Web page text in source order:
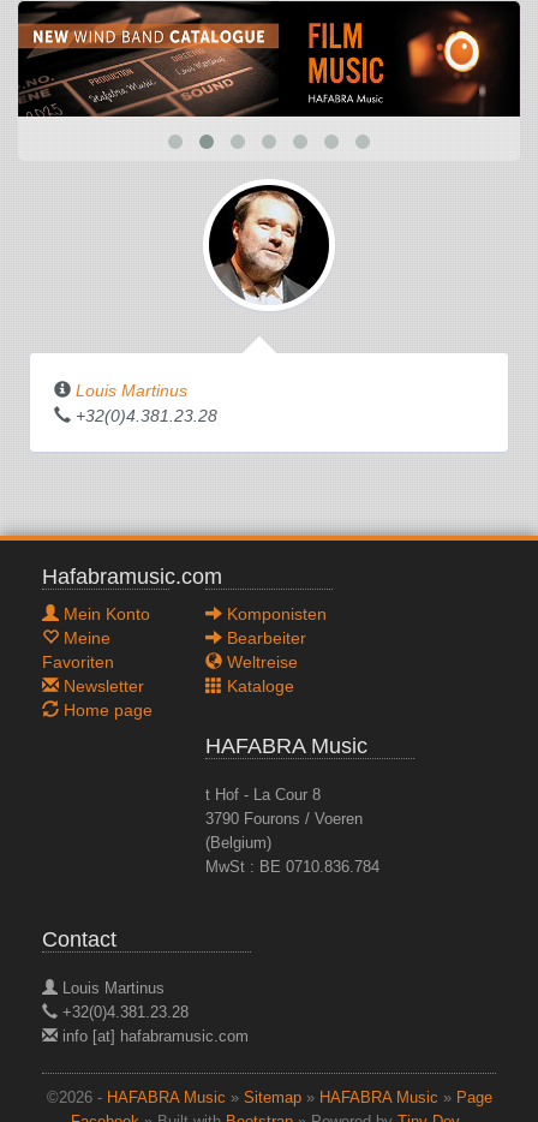
Louis Martinus
+32(0)4.381.23.28
Hafabramusic.com
Mein Konto
Meine
Favoriten
Newsletter
Home page
Komponisten
Bearbeiter
Weltreise
Kataloge
HAFABRA Music
t Hof - La Cour 8
3790 Fourons / Voeren
(Belgium)
MwSt : BE 0710.836.784
Contact
Louis Martinus
+32(0)4.381.23.28
info [at] hafabramusic.com
©2026 - HAFABRA Music » Sitemap» HAFABRA Music » Page